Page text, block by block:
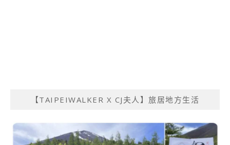
【TAIPEIWALKER X CJ夫人】旅居地方生活